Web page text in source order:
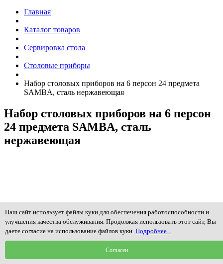
Главная
Каталог товаров
Сервировка стола
Столовые приборы
Набор столовых приборов на 6 персон 24 предмета
SAMBA, сталь нержавеющая
Набор столовых приборов на 6 персон
24 предмета SAMBA, сталь
нержавеющая
Наш сайт использует файлы куки для обеспечения работоспособности и
улучшения качества обслуживания. Продолжая использовать этот сайт, Вы
даете согласие на использование файлов куки. Подробнее...
Согласен